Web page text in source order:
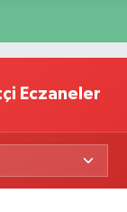
Eczaneler